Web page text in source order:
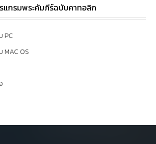
แกรมพระคัมภีร์ฉบับคาทอลิก
PC
MAC OS